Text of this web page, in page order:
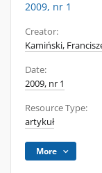
2009, nr 1
Creator:
Kamiński,
Date:
2009, nr 1
Resource Type:
artykuł
More